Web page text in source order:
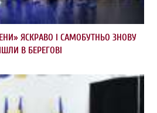
ЯСКРАВО І САМОБУТНЬО ЗНОВУ
В БЕРЕГОВІ